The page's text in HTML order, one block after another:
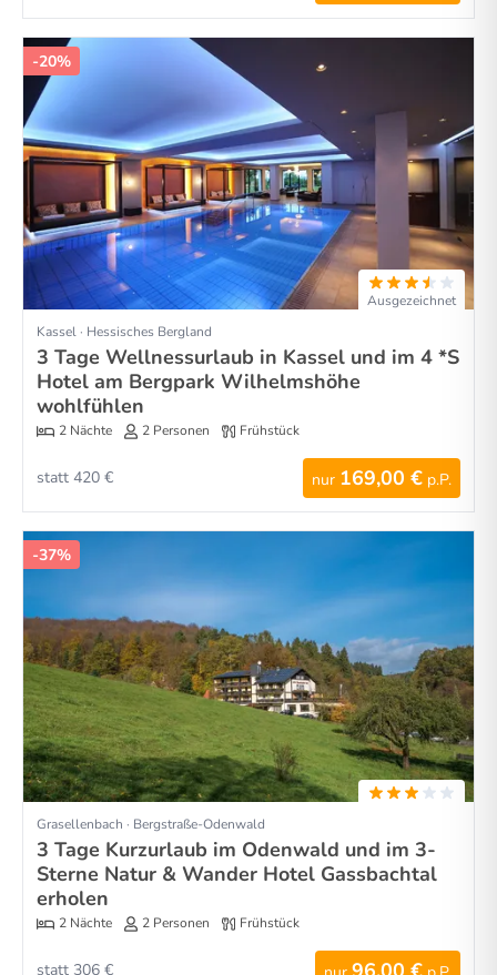
-20%
Ausgezeichnet
Kassel · Hessisches Bergland
3 Tage Wellnessurlaub in Kassel und im 4 *S
Hotel am Bergpark Wilhelmshöhe
wohlfühlen
2 Nächte 2 Personen Frühstück
nur 169,00 € p.P.
statt 420 €
-37%
Grasellenbach · Bergstraße-Odenwald
3 Tage Kurzurlaub im Odenwald und im 3-
Sterne Natur & Wander Hotel Gassbachtal
erholen
2 Nächte 2 Personen Frühstück
statt 306 €